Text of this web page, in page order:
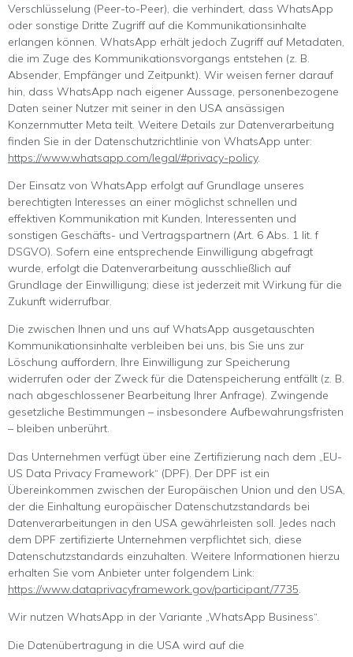
Verschlüsselung (Peer-to-Peer), die verhindert, dass WhatsApp
oder sonstige Dritte Zugriff auf die Kommunikationsinhalte
erlangen können. WhatsApp erhält jedoch Zugriff auf Metadaten,
die im Zuge des Kommunikationsvorgangs entstehen (z. B.
Absender, Empfänger und Zeitpunkt). Wir weisen ferner darauf
hin, dass WhatsApp nach eigener Aussage, personenbezogene
Daten seiner Nutzer mit seiner in den USA ansässigen
Konzernmutter Meta teilt. Weitere Details zur Datenverarbeitung
finden Sie in der Datenschutzrichtlinie von WhatsApp unter:
https://www.whatsapp.com/legal/#privacy-policy.
Der Einsatz von WhatsApp erfolgt auf Grundlage unseres
berechtigten Interesses an einer möglichst schnellen und
effektiven Kommunikation mit Kunden, Interessenten und
sonstigen Geschäfts- und Vertragspartnern (Art. 6 Abs. 1 lit. f
DSGVO). Sofern eine entsprechende Einwilligung abgefragt
wurde, erfolgt die Datenverarbeitung ausschließlich auf
Grundlage der Einwilligung; diese ist jederzeit mit Wirkung für die
Zukunft widerrufbar.
Die zwischen Ihnen und uns auf WhatsApp ausgetauschten
Kommunikationsinhalte verbleiben bei uns, bis Sie uns zur
Löschung auffordern, Ihre Einwilligung zur Speicherung
widerrufen oder der Zweck für die Datenspeicherung entfällt (z. B.
nach abgeschlossener Bearbeitung Ihrer Anfrage). Zwingende
gesetzliche Bestimmungen – insbesondere Aufbewahrungsfristen
– bleiben unberührt.
Das Unternehmen verfügt über eine Zertifizierung nach dem „EU-
US Data Privacy Framework“ (DPF). Der DPF ist ein
Übereinkommen zwischen der Europäischen Union und den USA,
der die Einhaltung europäischer Datenschutzstandards bei
Datenverarbeitungen in den USA gewährleisten soll. Jedes nach
dem DPF zertifizierte Unternehmen verpflichtet sich, diese
Datenschutzstandards einzuhalten. Weitere Informationen hierzu
erhalten Sie vom Anbieter unter folgendem Link:
https://www.dataprivacyframework.gov/participant/7735.
Wir nutzen WhatsApp in der Variante „WhatsApp Business“.
Die Datenübertragung in die USA wird auf die